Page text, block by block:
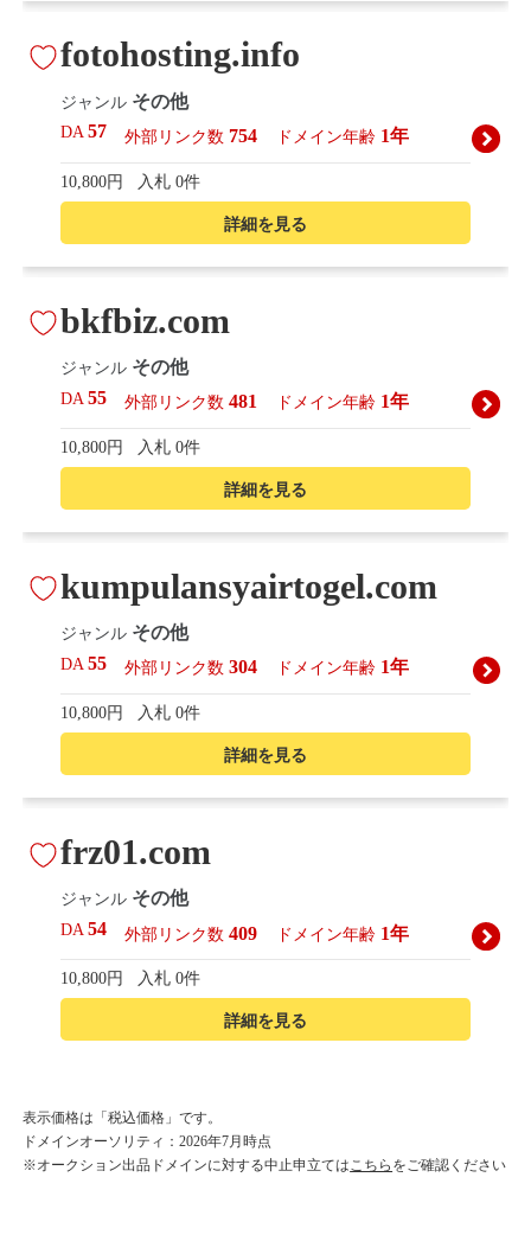
詳細を見る
fotohosting.info
ジャンル その他
DA57 外部リンク数 754 ドメイン年齢 1年
10,800円 入札 0件
詳細を見る
bkfbiz.com
ジャンル その他
DA55 外部リンク数 481 ドメイン年齢 1年
10,800円 入札 0件
詳細を見る
kumpulansyairtogel.com
ジャンル その他
DA55 外部リンク数 304 ドメイン年齢 1年
10,800円 入札 0件
詳細を見る
frz01.com
ジャンル その他
DA54 外部リンク数 409 ドメイン年齢 1年
10,800円 入札 0件
korean-beautyshop.com
ジャンルその他
表示価格は「税込価格」です。
ドメインオーソリティ：2026年7月時点
※オークション出品ドメインに対する中止申立てはこちら をご確認ください